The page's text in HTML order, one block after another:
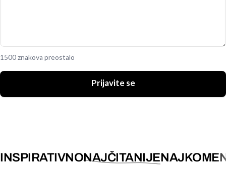
1500 znakova preostalo
Prijavite se
INSPIRATIVNONAJČITANIJE